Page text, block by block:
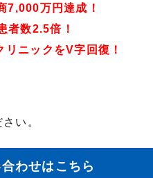
7,000万円達成！
者数2.5倍！
ニックをV字回復！
い。
わせはこちら